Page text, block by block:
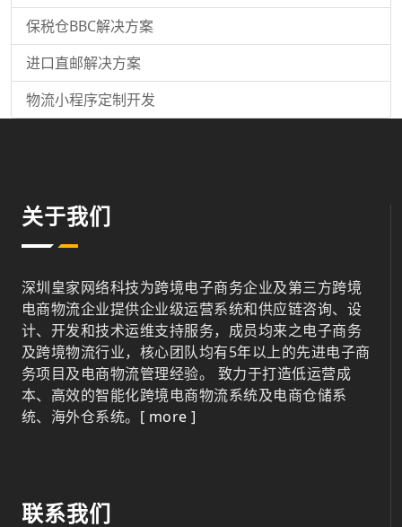
保税仓BBC解决方案
进口直邮解决方案
物流小程序定制开发
关于我们
深圳皇家网络科技为跨境电子商务企业及第三方跨境
电商物流企业提供企业级运营系统和供应链咨询、设
计、开发和技术运维支持服务，成员均来之电子商务
及跨境物流行业，核心团队均有5年以上的先进电子商
务项目及电商物流管理经验。 致力于打造低运营成
本、高效的智能化跨境电商物流系统及电商仓储系
统、海外仓系统。 [ more ]
联系我们